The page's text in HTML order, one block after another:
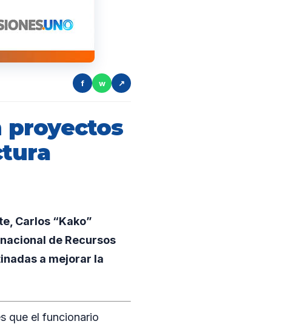
f w ↗
proyectos
Carlos “Kako”
de Recursos
a mejorar la
que el funcionario